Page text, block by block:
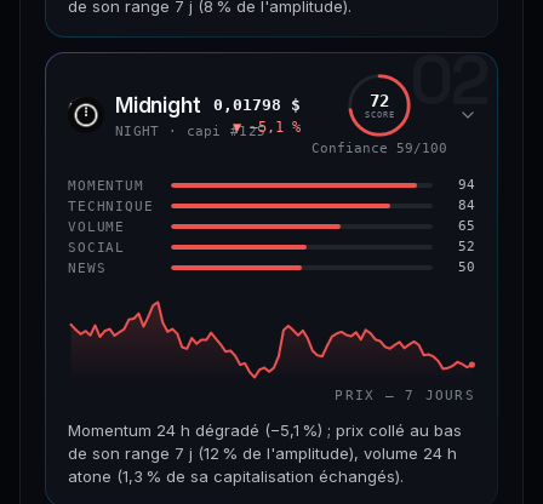
CONFIANCE
de son range 7 j (8 % de l'amplitude).
CAP. MARCHÉ VOLUME 24 H
VAR. 7 J VAR. 30 J
−16,9 %
VS ATH
−80,6 %
CONFIANCE 65/100
02
NIGH Midnight
NIGHT · capi #125
0,01798 $
▼ −5,1 %
72
SCORE
Confiance 59/100
MOMENTUM 94
TECHNIQUE 84
VOLUME 65
SOCIAL 52
NEWS 50
PRIX — 7 JOURS
Momentum 24 h dégradé (−5,1 %) ; prix collé au bas
de son range 7 j (12 % de l'amplitude), volume 24 h
atone (1,3 % de sa capitalisation échangés).